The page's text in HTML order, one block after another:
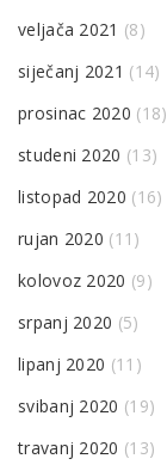
veljača 2021 (8)
siječanj 2021 (14)
prosinac 2020 (18)
studeni 2020 (13)
listopad 2020 (16)
rujan 2020 (11)
kolovoz 2020 (9)
srpanj 2020 (5)
lipanj 2020 (11)
svibanj 2020 (19)
travanj 2020 (13)